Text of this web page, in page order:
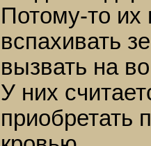
Потому-то их
вспахивать
вызвать на
У них
приобретать